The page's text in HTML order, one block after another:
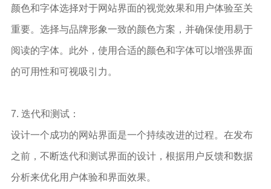
颜色和字体选择对于网站界面的视觉效果和用户体验至关
重要。选择与品牌形象一致的颜色方案，并确保使用易于
阅读的字体。此外，使用合适的颜色和字体可以增强界面
的可用性和可视吸引力。
7. 迭代和测试：
设计一个成功的网站界面是一个持续改进的过程。在发布
之前，不断迭代和测试界面的设计，根据用户反馈和数据
分析来优化用户体验和界面效果。